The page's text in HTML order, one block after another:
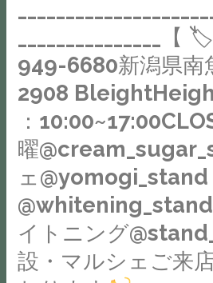
ベ
ン
ト
#
沼
カ
フ
#
カ
フ
ェ
ワ
イ
ト
ニ
グ
@stand_2908
複
合
施
設・
マ
町
BleightHeights
1FOPEN
：
10:00~17:00CLOSE：
毎
週
月
曜
@cream_sugar_stand
カ
フ
⁡⁡⁡⁡※
祝
花
掲
に
目
処
が
着
き
次
け
で
な
く
り
も、
粘
度
も
ま
る
と
合
わ
せ
て、
飽
き
る
と
な
_______________【
949-6680新潟県南
2908
：
曜
ェ@yomogi_stand
イトニング
設・マルシェご来
ど。
べ
自
家
焙
豆
を
使
用
し